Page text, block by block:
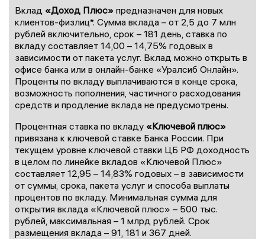
Вклад «Доход Плюс» предназначен для новых
клиентов-физлиц*. Сумма вклада – от 2,5 до 7 млн
рублей включительно, срок – 181 день, ставка по
вкладу составляет 14,00 – 14,75% годовых в
зависимости от пакета услуг. Вклад можно открыть в
офисе банка или в онлайн-банке «Уралсиб Онлайн».
Проценты по вкладу выплачиваются в конце срока,
возможность пополнения, частичного расходования
средств и продление вклада не предусмотрены.
Процентная ставка по вкладу «Ключевой плюс»
привязана к ключевой ставке Банка России. При
текущем уровне ключевой ставки ЦБ РФ доходность
в целом по линейке вкладов «Ключевой Плюс»
составляет 12,95 – 14,83% годовых – в зависимости
от суммы, срока, пакета услуг и способа выплаты
процентов по вкладу. Минимальная сумма для
открытия вклада «Ключевой плюс» – 500 тыс.
рублей, максимальная – 1 млрд рублей. Срок
размещения вклада – 91, 181 и 367 дней.